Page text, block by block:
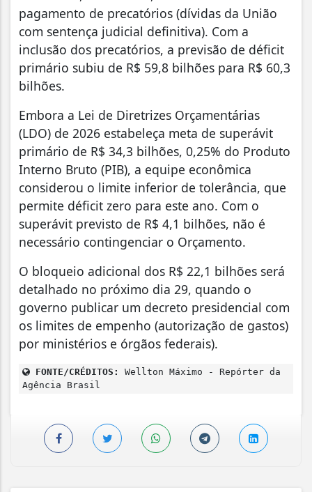
pagamento de precatórios (dívidas da União
com sentença judicial definitiva). Com a
inclusão dos precatórios, a previsão de déficit
primário subiu de R$ 59,8 bilhões para R$ 60,3
bilhões.
Embora a Lei de Diretrizes Orçamentárias
(LDO) de 2026 estabeleça meta de superávit
primário de R$ 34,3 bilhões, 0,25% do Produto
Interno Bruto (PIB), a equipe econômica
considerou o limite inferior de tolerância, que
permite déficit zero para este ano. Com o
superávit previsto de R$ 4,1 bilhões, não é
necessário contingenciar o Orçamento.
O bloqueio adicional dos R$ 22,1 bilhões será
detalhado no próximo dia 29, quando o
governo publicar um decreto presidencial com
os limites de empenho (autorização de gastos)
por ministérios e órgãos federais).
FONTE/CRÉDITOS:
Wellton Máximo - Repórter da
Agência Brasil